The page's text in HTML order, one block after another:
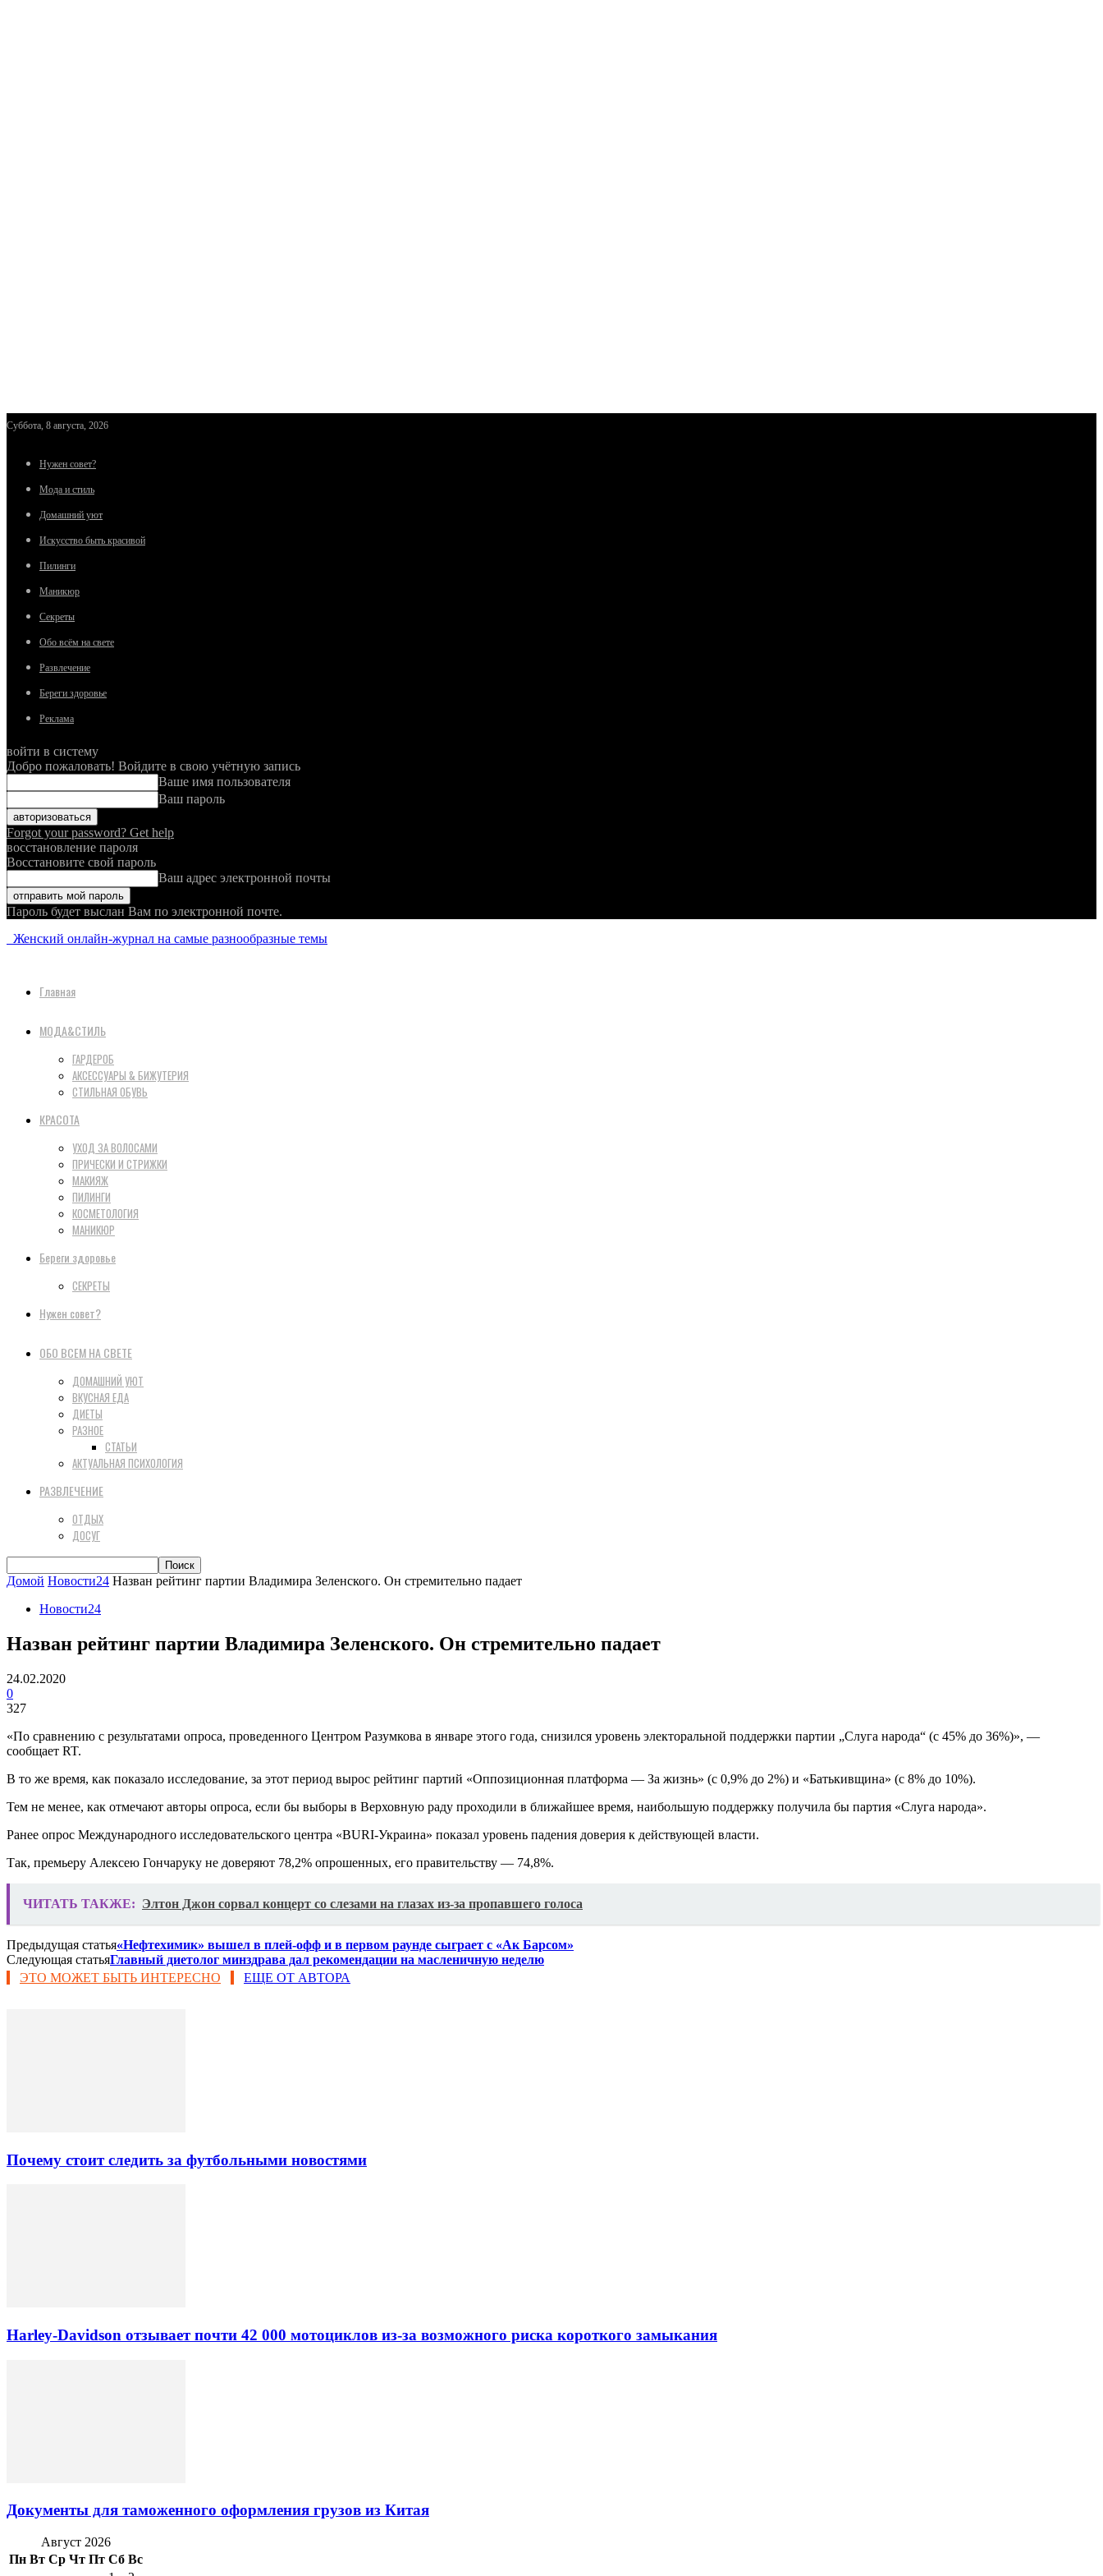
Суббота, 8 августа, 2026
Нужен совет?
Мода и стиль
Домашний уют
Искусство быть красивой
Пилинги
Маникюр
Секреты
Обо всём на свете
Развлечение
Береги здоровье
Реклама
войти в систему
Добро пожаловать! Войдите в свою учётную запись
Ваше имя пользователя
Ваш пароль
Forgot your password? Get help
восстановление пароля
Восстановите свой пароль
Ваш адрес электронной почты
Пароль будет выслан Вам по электронной почте.
Женский онлайн-журнал на самые разнообразные темы
Главная
МОДА&СТИЛЬ
ГАРДЕРОБ
АКСЕССУАРЫ & БИЖУТЕРИЯ
СТИЛЬНАЯ ОБУВЬ
КРАСОТА
УХОД ЗА ВОЛОСАМИ
ПРИЧЕСКИ И СТРИЖКИ
МАКИЯЖ
ПИЛИНГИ
КОСМЕТОЛОГИЯ
МАНИКЮР
Береги здоровье
СЕКРЕТЫ
Нужен совет?
ОБО ВСЕМ НА СВЕТЕ
ДОМАШНИЙ УЮТ
ВКУСНАЯ ЕДА
ДИЕТЫ
РАЗНОЕ
СТАТЬИ
АКТУАЛЬНАЯ ПСИХОЛОГИЯ
РАЗВЛЕЧЕНИЕ
ОТДЫХ
ДОСУГ
Домой Новости24 Назван рейтинг партии Владимира Зеленского. Он стремительно падает
Новости24
Назван рейтинг партии Владимира Зеленского. Он стремительно падает
24.02.2020
0
327
«По сравнению с результатами опроса, проведенного Центром Разумкова в январе этого года, снизился уровень электоральной поддержки партии „Слуга народа“ (с 45% до 36%)», —
сообщает RT.
В то же время, как показало исследование, за этот период вырос рейтинг партий «Оппозиционная платформа — За жизнь» (с 0,9% до 2%) и «Батькивщина» (с 8% до 10%).
Тем не менее, как отмечают авторы опроса, если бы выборы в Верховную раду проходили в ближайшее время, наибольшую поддержку получила бы партия «Слуга народа».
Ранее опрос Международного исследовательского центра «BURI-Украина» показал уровень падения доверия к действующей власти.
Так, премьеру Алексею Гончаруку не доверяют 78,2% опрошенных, его правительству — 74,8%.
ЧИТАТЬ ТАКЖЕ: Элтон Джон сорвал концерт со слезами на глазах из-за пропавшего голоса
Предыдущая статья«Нефтехимик» вышел в плей-офф и в первом раунде сыграет с «Ак Барсом»
Следующая статьяГлавный диетолог минздрава дал рекомендации на масленичную неделю
ЭТО МОЖЕТ БЫТЬ ИНТЕРЕСНО
ЕЩЕ ОТ АВТОРА
Почему стоит следить за футбольными новостями
Harley-Davidson отзывает почти 42 000 мотоциклов из-за возможного риска короткого замыкания
Документы для таможенного оформления грузов из Китая
Август 2026
Пн Вт Ср Чт Пт Сб Вс